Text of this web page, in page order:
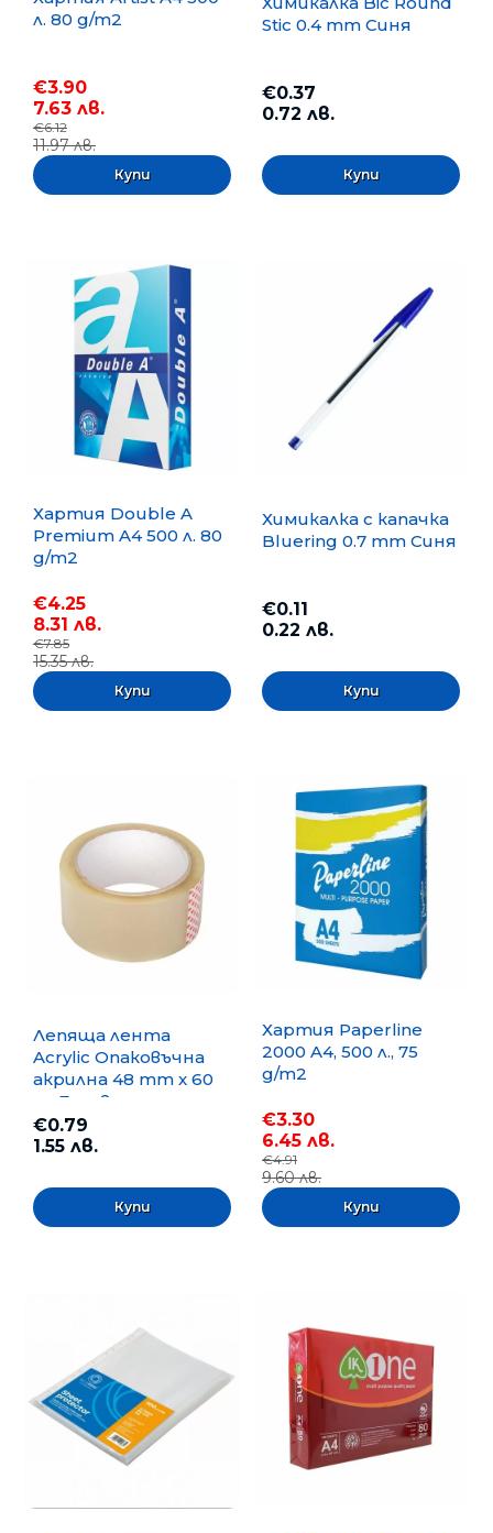
л. 80 g/m2
€3.90
7.63 лв.
€6.12
11.97 лв.
Stic 0.4 mm Синя
€0.37
0.72 лв.
Хартия Double A
Premium A4 500 л. 80
g/m2
€4.25
8.31 лв.
€7.85
15.35 лв.
Химикалка с капачка
Bluering 0.7 mm Синя
€0.11
0.22 лв.
Лепяща лента
Acrylic Опаковъчна
акрилна 48 mm x 60
m, Безцветна
€0.79
1.55 лв.
Хартия Paperline
2000 A4, 500 л., 75
g/m2
€3.30
6.45 лв.
€4.91
9.60 лв.